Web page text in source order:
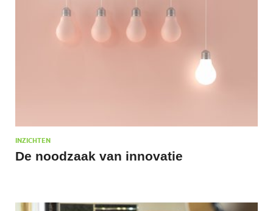
INZICHTEN
De noodzaak van innovatie